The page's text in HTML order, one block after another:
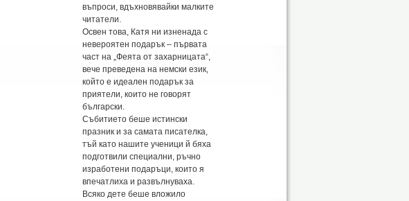
въпроси, вдъхновявайки малките
читатели.
Освен това, Катя ни изненада с
невероятен подарък – първата
част на „Феята от захарницата“,
вече преведена на немски език,
който е идеален подарък за
приятели, които не говорят
български.
Събитието беше истински
празник и за самата писателка,
тъй като нашите ученици й бяха
подготвили специални, ръчно
изработени подаръци, които я
впечатлиха и развълнуваха.
Всяко дете беше вложило